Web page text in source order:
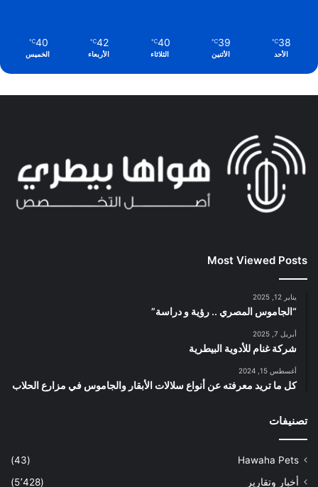
38
℃
الأحد
39
℃
الأثنين
40
℃
الثلاثاء
42
℃
الأربعاء
40
℃
الخميس
Most Viewed Posts
يناير 12, 2025
“الجاموس المصري .. رؤية و دراسة”
أبريل 7, 2025
شركة غنام للأدوية البيطرية
أغسطس 15, 2024
كل ما تريد معرفته عن أنواع سلالات الأبقار والجاموس في مزارع الحلاب
تصنيفات
Hawaha Pets
(43)
أخبار وتقارير
(5٬428)